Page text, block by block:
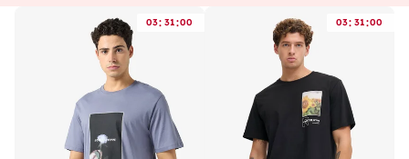
03: 31:00
03: 31:00